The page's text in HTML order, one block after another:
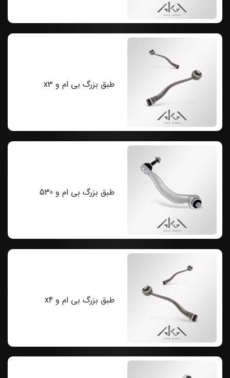
طبق بزرگ بی ام و x3
طبق بزرگ بی ام و 530
طبق بزرگ بی ام و x4